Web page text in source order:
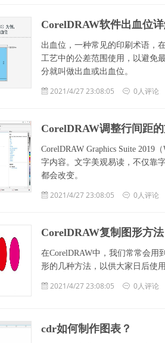
CorelDRAW软件出血位
出血位，一种常见的印刷术语，
工艺中的公差范围使用，以避免
分就叫做出血或出血位。
2021/4/27 23:08:05 0人评论
CorelDRAW调整行间距
CorelDRAW Graphics Suite
字内容。文字美观易读，不仅靠
都会改变。
2021/4/27 23:08:05 0人评论
CorelDRAW复制图形方法
在CorelDRAW中，我们常常会用
形的几种方法，以供大家日后使
2021/4/27 23:08:05 0人评论
cdr如何制作图表？